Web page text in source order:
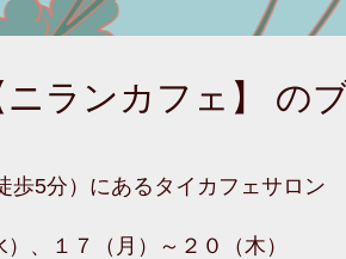
ランカフェ】 の
歩5分）にあるタイカフェサロ
、１７（月）～２０（木）